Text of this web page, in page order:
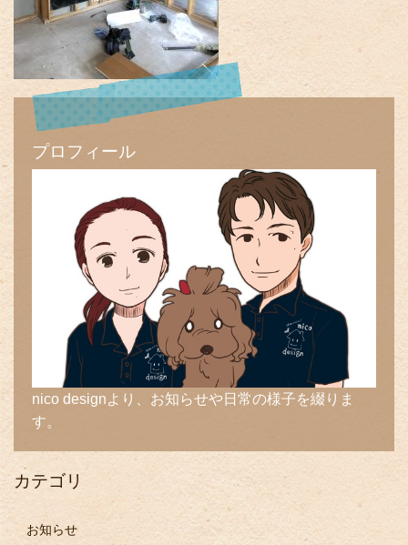
プロフィール
nico designより、お知らせや日常の様子を綴りま
す。
カテゴリ
お知らせ